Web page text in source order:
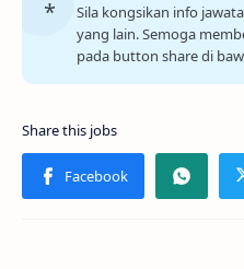
Sila kongsikan info
yang lain. Semoga
pada button share di